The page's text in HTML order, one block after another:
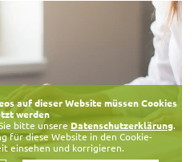
auf dieser Website müssen Cookies
werden
bitte unsereDatenschutzerklärung.
für diese Website in den Cookie-
einsehen und korrigieren.